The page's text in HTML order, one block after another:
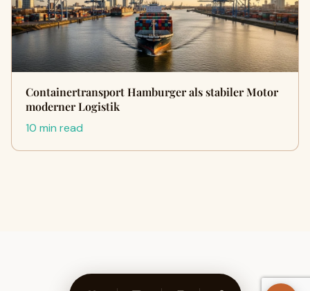
Containertransport Hamburger als stabiler Motor
moderner Logistik
10 min read